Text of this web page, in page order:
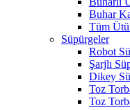
Buhar
Tüm
Süpürgeler
Robot
Şarjlı
Dikey
Toz
Toz